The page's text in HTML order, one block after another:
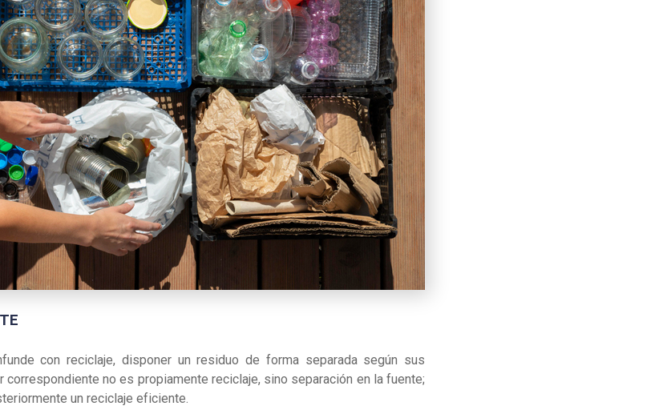
con reciclaje, disponer un residuo de forma separada según sus
no es propiamente reciclaje, sino separación en la fuente;
un reciclaje eficiente.